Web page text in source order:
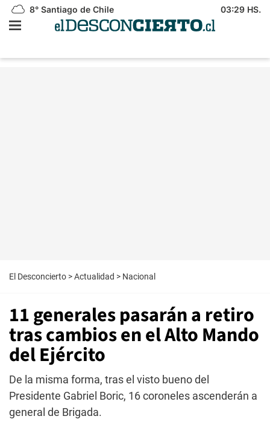
8° Santiago de Chile 03:29 HS.
El Desconcierto >Actualidad > Nacional
11 generales pasarán a retiro
tras cambios en el Alto Mando
del Ejército
De la misma forma, tras el visto bueno del
Presidente Gabriel Boric, 16 coroneles ascenderán a
general de Brigada.